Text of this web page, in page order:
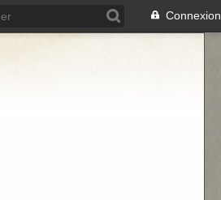
Connexion